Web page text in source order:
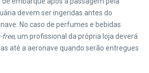
devem ser ingeridas antes do
No caso de perfumes e bebidas
free, um profissional da própria loja deverá
até a aeronave quando serão entregues